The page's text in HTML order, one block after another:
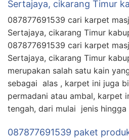
Sertajaya, cikarang Timur
087877691539 cari karpet
Sertajaya, cikarang Timur
087877691539 cari karpet
Sertajaya, cikarang Timur
merupakan salah satu kain
sebagai alas , karpet ini juga
permadani atau ambal, karpet
tengah, dari mulai jenis
087877691539 paket